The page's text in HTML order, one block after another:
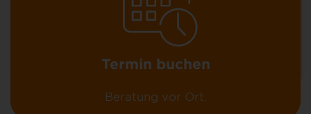
Anschlusstechnik für Topspeed-Internet
immer weiter an Bedeutung.
Mehr erfahrenTermin buchen
Beratung vor Ort.